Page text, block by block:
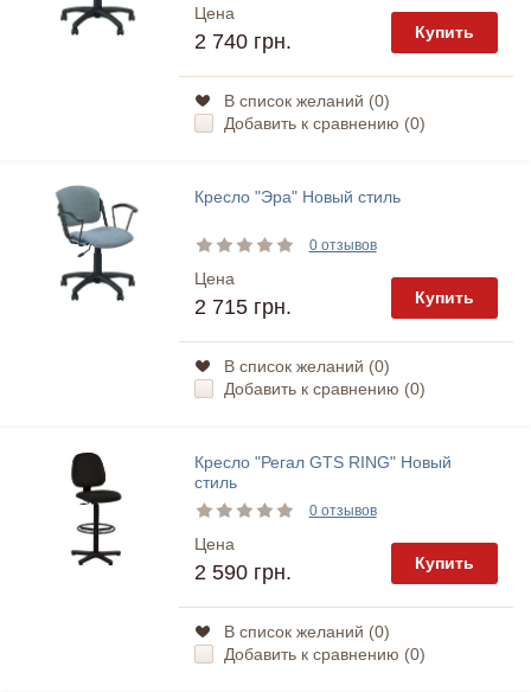
Цена
2 740 грн. Купить
В список желаний (0)
Добавить к сравнению (0)
Кресло "Эра" Новый стиль
0 отзывов
Цена
2 715 грн. Купить
В список желаний (0)
Добавить к сравнению (0)
Кресло "Регал GTS RING" Новый
стиль
0 отзывов
Цена
2 590 грн. Купить
В список желаний (0)
Добавить к сравнению (0)